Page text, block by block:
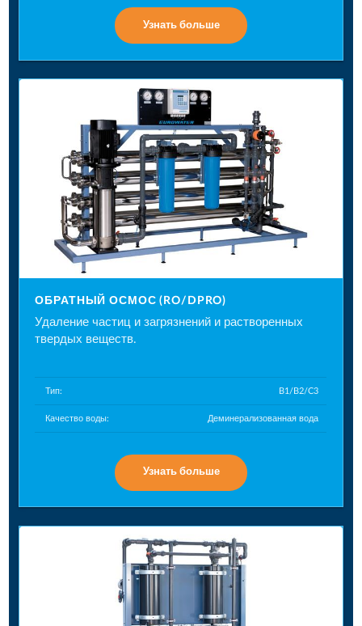
Узнать больше
ОБРАТНЫЙ ОСМОС (RO/DPRO)
Удаление частиц и загрязнений и растворенных
твердых веществ.
Тип: B1/B2/C3
Качество воды: Деминерализованная вода
Узнать больше